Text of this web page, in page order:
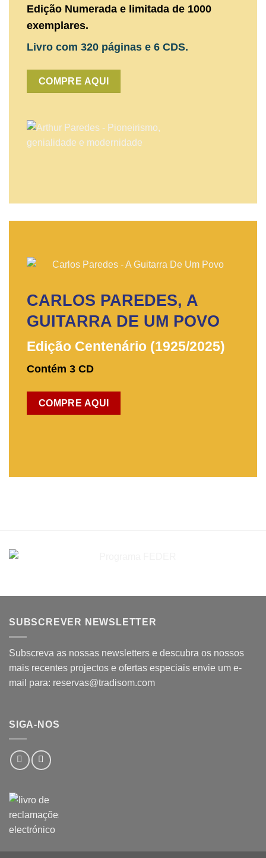
Edição Numerada e limitada de 1000
exemplares.
Livro com 320 páginas e 6 CDS.
COMPRE AQUI
CARLOS PAREDES, A
GUITARRA DE UM POVO
Edição Centenário (1925/2025)
Contém 3 CD
COMPRE AQUI
SUBSCREVER NEWSLETTER
Subscreva as nossas newsletters e descubra os nossos
mais recentes projectos e ofertas especiais envie um e-
mail para: reservas@tradisom.com
SIGA-NOS